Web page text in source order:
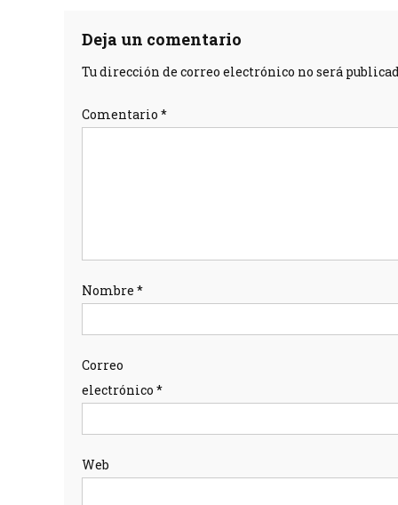
entradas
Deja un comentario
Tu dirección de correo electrónico no será
Comentario *
Nombre *
Correo
electrónico *
Web